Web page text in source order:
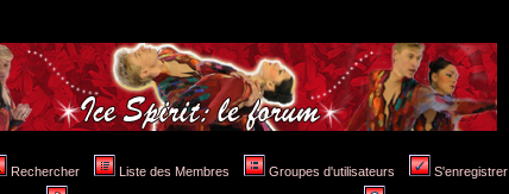
Rechercher Liste des Membres Groupes d'utilisateurs S'enregistrer